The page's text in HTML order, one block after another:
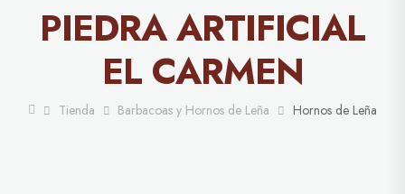
PIEDRA ARTIFICIAL
EL CARMEN
Tienda Barbacoas y Hornos de Leña Hornos de Leña